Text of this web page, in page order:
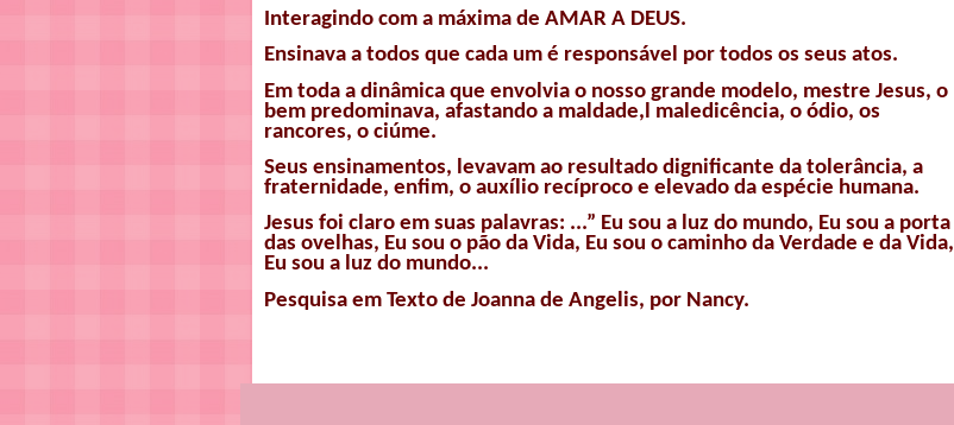
Interagindo com a máxima de AMAR A DEUS.
Ensinava a todos que cada um é responsável por todos os seus atos.
Em toda a dinâmica que envolvia o nosso grande modelo, mestre Jesus, o
bem predominava, afastando a maldade,l maledicência, o ódio, os
rancores, o ciúme.
Seus ensinamentos, levavam ao resultado dignificante da tolerância, a
fraternidade, enfim, o auxílio recíproco e elevado da espécie humana.
Jesus foi claro em suas palavras: ...” Eu sou a luz do mundo, Eu sou a porta
das ovelhas, Eu sou o pão da Vida, Eu sou o caminho da Verdade e da Vida,
Eu sou a luz do mundo...
Pesquisa em Texto de Joanna de Angelis, por Nancy.